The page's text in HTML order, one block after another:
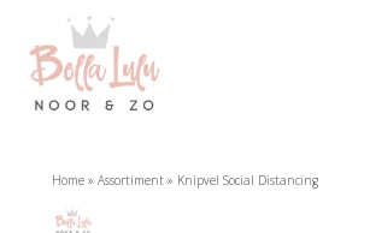
Home » Assortiment » Knipvel Social Distancing